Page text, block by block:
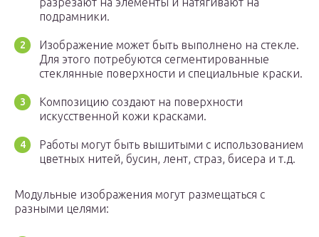
подрамники.
Изображение может быть выполнено на стекле.
Для этого потребуются сегментированные
стеклянные поверхности и специальные краски.
Композицию создают на поверхности
искусственной кожи красками.
Работы могут быть вышитыми с использованием
цветных нитей, бусин, лент, страз, бисера и т.д.
Модульные изображения могут размещаться с
разными целями: